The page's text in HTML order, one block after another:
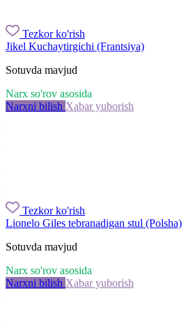
Tezkor ko'rish
Jikel Kuchaytirgichi (Frantsiya)
Sotuvda mavjud
Narx so'rov asosida
Narxni bilish Xabar yuborish
Tezkor ko'rish
Lionelo Giles tebranadigan stul (Polsha)
Sotuvda mavjud
Narx so'rov asosida
Narxni bilish Xabar yuborish